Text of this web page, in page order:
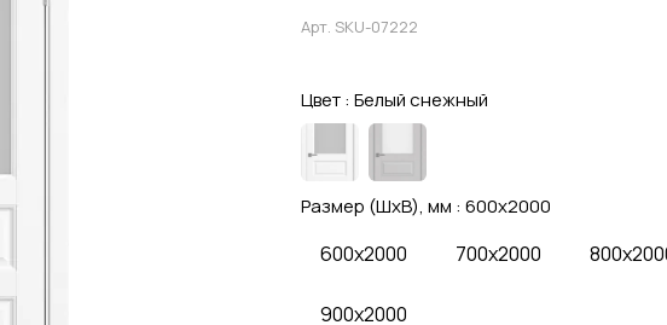
Арт. SKU-07222
Цвет : Белый снежный
Размер (ШхВ), мм : 600x2000
600x2000 700x2000
900x2000